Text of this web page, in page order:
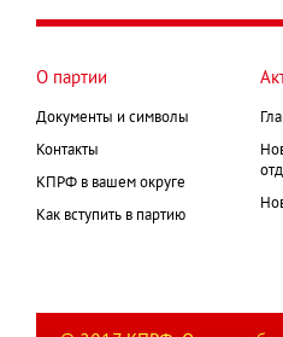
страниц
О партии
Документы и символы
Контакты
КПРФ в вашем округе
Как вступить в партию